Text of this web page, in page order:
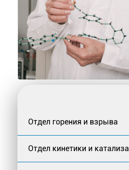
Отдел горения и взрыва
Отдел кинетики и катализа